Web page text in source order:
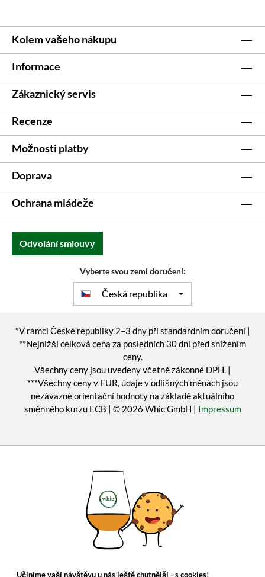
Kolem vašeho nákupu
Informace
Zákaznický servis
Recenze
Možnosti platby
Doprava
Ochrana mládeže
Odvolání smlouvy
Vyberte svou zemi doručení:
Česká republika
*V rámci České republiky 2–3 dny při standardním doručení |
**Nejnižší celková cena za posledních 30 dní před snížením
ceny.
Všechny ceny jsou uvedeny včetně zákonné DPH. |
***Všechny ceny v EUR, údaje v odlišných měnách jsou
nezávazné orientační hodnoty na základě aktuálního
směnného kurzu ECB | © 2026 Whic GmbH | Impressum
Učiníme vaši návštěvu u nás ještě chutnější - s cookies!